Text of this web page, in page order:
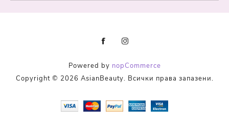
Powered by nopCommerce
Copyright © 2026 AsianBeauty. Всички права запазени.